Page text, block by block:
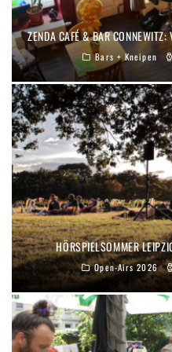
ZENDA CAFÉ & BAR
Bars + Kneipen
HÖRSPIELSOMMER
Open-Airs 2026